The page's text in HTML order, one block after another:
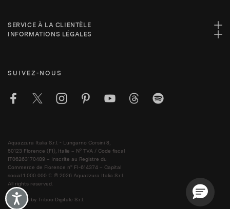
Accessibility
SERVICE À LA CLIENTÈLE
INFORMATIONS LÉGALES
SUIVEZ-NOUS
Aquazzura Italia S.r.l. - Lungarno Corsini 8,
50123 Florence (FI), Italie – N° TVA / Code fiscal
IT06263170489 – Inscrite au Registre du
Commerce de Florence n° FI-614374 – Capital
social 1 000 000 €. © 2026 Aquazzura Italia S.r.l.
All rights reserved.
Powered by Triboo Digitale S.r.l.